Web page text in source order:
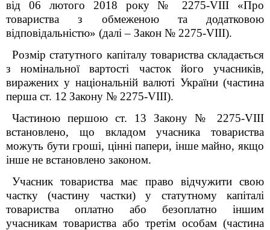
від 06 лютого 2018 року № 2275-VIII «Про
товариства з обмеженою та додатковою
відповідальністю» (далі – Закон № 2275-VIII).
Розмір статутного капіталу товариства складається
з номінальної вартості часток його учасників,
виражених у національній валюті України (частина
перша ст. 12 Закону № 2275-VIII).
Частиною першою ст. 13 Закону № 2275-VIII
встановлено, що вкладом учасника товариства
можуть бути гроші, цінні папери, інше майно, якщо
інше не встановлено законом.
Учасник товариства має право відчужити свою
частку (частину частки) у статутному капіталі
товариства оплатно або безоплатно іншим
учасникам товариства або третім особам (частина